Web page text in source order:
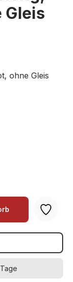
Gleis
ohne Gleis